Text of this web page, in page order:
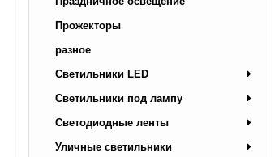
Прожекторы
разное
Светильники LED
Светильники под лампу
Светодиодные ленты
Уличные светильники